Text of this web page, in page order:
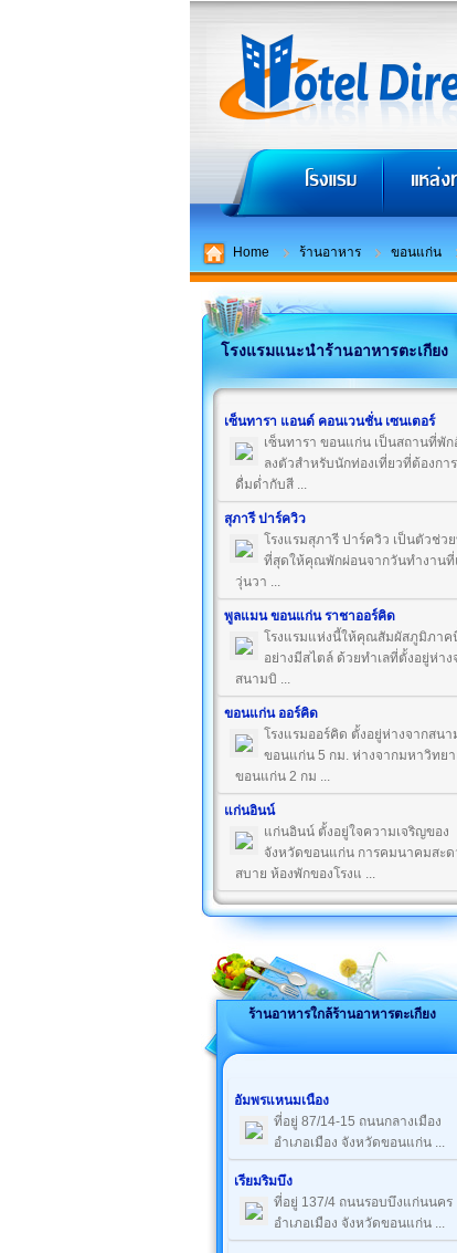
Home ร้านอาหาร ขอนแก่น
โรงแรมแนะนำร้านอาหารตะเกียง
เซ็นทารา แอนด์ คอนเวนชั่น เซนเตอร์
เซ็นทารา ขอนแก่น เป็นสถานที่พัก
ลงตัวสำหรับนักท่องเที่ยวที่ต้องการ
ดื่มด่ำกับสี ...
สุภารี ปาร์ควิว
โรงแรมสุภารี ปาร์ควิว เป็นตัวช่ว
ที่สุดให้คุณพักผ่อนจากวันทำงาน
วุ่นวา ...
พูลแมน ขอนแก่น ราชาออร์คิด
โรงแรมแห่งนี้ให้คุณสัมผัสภูมิภาค
อย่างมีสไตล์ ด้วยทำเลที่ตั้งอยู่ห่าง
สนามบิ ...
ขอนแก่น ออร์คิด
โรงแรมออร์คิด ตั้งอยู่ห่างจากสน
ขอนแก่น 5 กม. ห่างจากมหาวิทยา
ขอนแก่น 2 กม ...
แก่นอินน์
แก่นอินน์ ตั้งอยู่ใจความเจริญของ
จังหวัดขอนแก่น การคมนาคมสะด
สบาย ห้องพักของโรงแ ...
ร้านอาหารใกล้ร้านอาหารตะเกียง
อัมพรแหนมเนือง
ที่อยู่ 87/14-15 ถนนกลางเมือง
อำเภอเมือง จังหวัดขอนแก่น ...
เรียมริมบึง
ที่อยู่ 137/4 ถนนรอบบึงแก่นนคร
อำเภอเมือง จังหวัดขอนแก่น ...